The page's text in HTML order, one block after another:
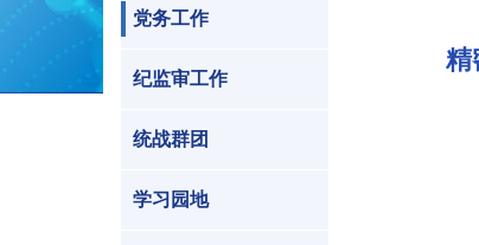
党务工作
纪监审工作
统战群团
学习园地
精